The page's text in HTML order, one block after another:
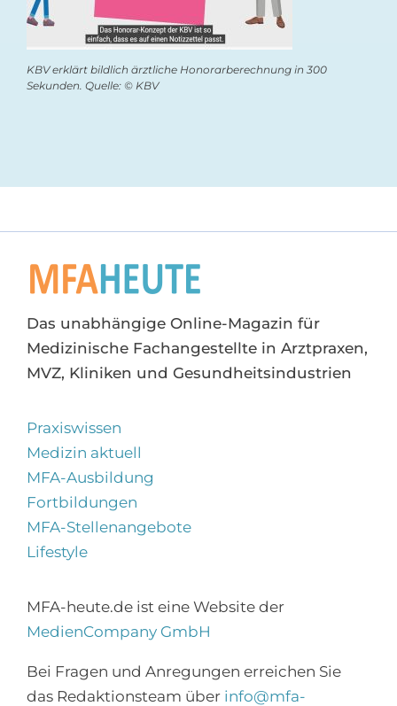
KBV erklärt bildlich ärztliche Honorarberechnung in 300
Sekunden. Quelle: © KBV
Das unabhängige Online-Magazin für
Medizinische Fachangestellte in Arztpraxen,
MVZ, Kliniken und Gesundheitsindustrien
Praxiswissen
Medizin aktuell
MFA-Ausbildung
Fortbildungen
MFA-Stellenangebote
Lifestyle
MFA-heute.de ist eine Website der
MedienCompany GmbH
Bei Fragen und Anregungen erreichen Sie
das Redaktionsteam über info@mfa-
Abonnieren Sie den
MFA-Newsletter!